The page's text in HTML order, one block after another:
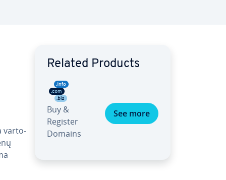
var­to­
Related Products
Buy &
Register
Domains
See more